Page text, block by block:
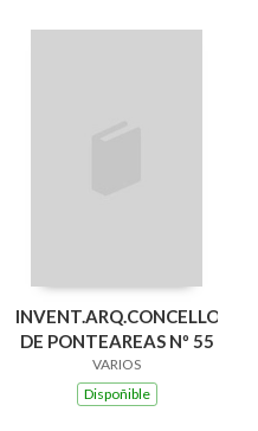
INVENT.ARQ.CONCELLO
DE PONTEAREAS Nº 55
VARIOS
Dispoñible